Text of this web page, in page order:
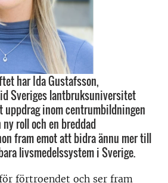
har Ida Gustafsson,
Sveriges lantbruksuniversitet
uppdrag inom centrumbildningen
roll och en breddad
fram emot att bidra ännu mer till
livsmedelssystem i Sverige.
förtroendet och ser fram